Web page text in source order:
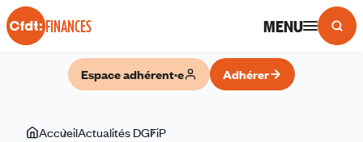
Panneau de gestion des cookies
FINANCES MENU
Espace adhérent·e Adhérer
VousAccueilActualités DGFiP